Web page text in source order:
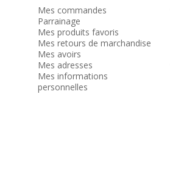
Mes commandes
Parrainage
Mes produits favoris
Mes retours de marchandise
Mes avoirs
Mes adresses
Mes informations
personnelles